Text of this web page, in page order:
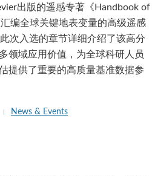
出版的遥感专著《Handbook of
编全球关键地表变量的高级遥感
次入选的章节详细介绍了该高分
领域应用价值，为全球科研人员
提供了重要的高质量基准数据参
News & Events